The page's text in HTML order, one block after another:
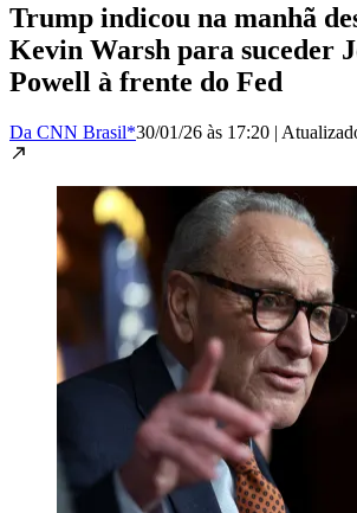
Trump indicou na manhã
Kevin Warsh para suceder
Powell à frente do Fed
Da CNN Brasil*30/01/26 às 17:20 |